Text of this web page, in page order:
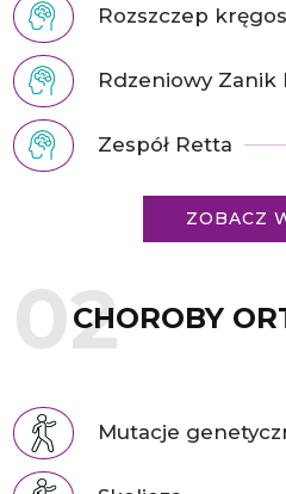
Rozszczep
Rdzeniowy Zanik
Zespół Retta
ZOBACZ
CHOROBY
Mutacje